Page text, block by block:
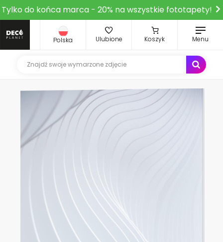
Tylko do końca marca - 20% na wszystkie fototapety!
Polska Ulubione Koszyk Menu